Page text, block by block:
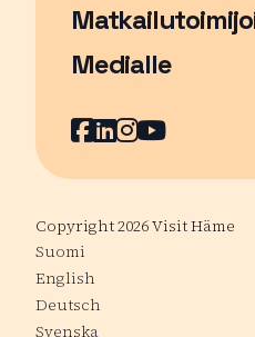
Medialle
Facebook
Sivu avautuu
LinkedIn
Sivu avautuu
Instagram
Sivu
YouTube
Sivu
Copyright 2026 Visit Häme
Suomi
English
Deutsch
Svenska